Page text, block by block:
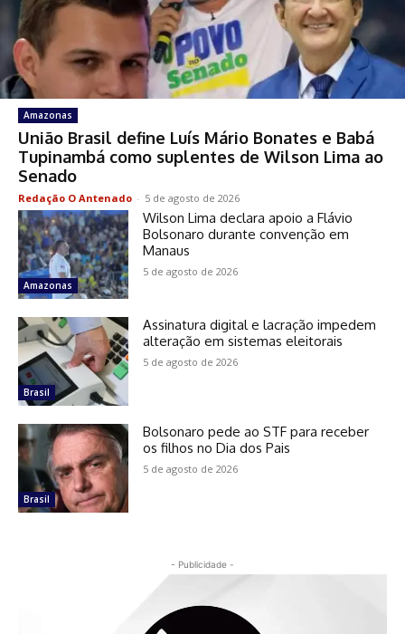
Amazonas
União Brasil define Luís Mário Bonates e Babá
Tupinambá como suplentes de Wilson Lima ao
Senado
Redação O Antenado - 5 de agosto de 2026
Amazonas
Wilson Lima declara apoio a Flávio
Bolsonaro durante convenção em
Manaus
5 de agosto de 2026
Brasil
Assinatura digital e lacração impedem
alteração em sistemas eleitorais
5 de agosto de 2026
Brasil
Bolsonaro pede ao STF para receber
os filhos no Dia dos Pais
5 de agosto de 2026
- Publicidade -